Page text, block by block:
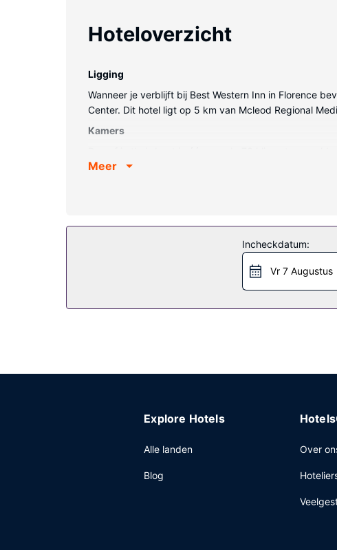
Hoteloverzicht
Ligging
Wanneer je verblijft bij Best Western Inn in Florence
Center. Dit hotel ligt op 5 km van Mcleod Regional
Kamers
kamers hebben een ledtelevisie van 55 inch met
Een gratis continentaal ontbijt is inbegrepen.
Meer
Incheckdatum:
Vr 7 Augustus
Explore Hotels
Alle landen
Blog
Over